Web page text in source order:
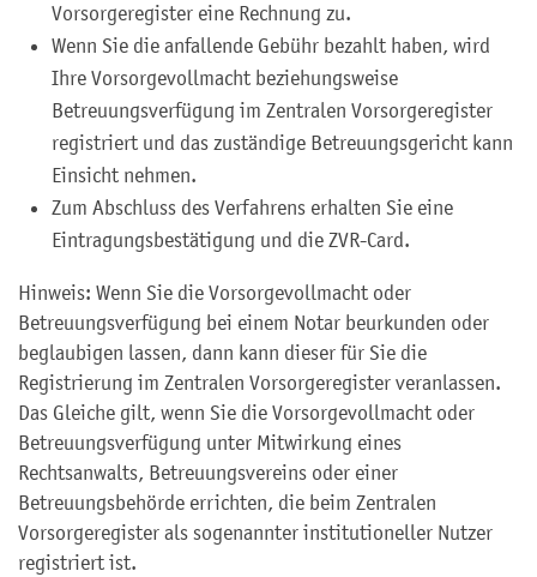
Vorsorgeregister eine Rechnung zu.
Wenn Sie die anfallende Gebühr bezahlt haben, wird
Ihre Vorsorgevollmacht beziehungsweise
Betreuungsverfügung im Zentralen Vorsorgeregister
registriert und das zuständige Betreuungsgericht kann
Einsicht nehmen.
Zum Abschluss des Verfahrens erhalten Sie eine
Eintragungsbestätigung und die ZVR-Card.
Hinweis: Wenn Sie die Vorsorgevollmacht oder
Betreuungsverfügung bei einem Notar beurkunden oder
beglaubigen lassen, dann kann dieser für Sie die
Registrierung im Zentralen Vorsorgeregister veranlassen.
Das Gleiche gilt, wenn Sie die Vorsorgevollmacht oder
Betreuungsverfügung unter Mitwirkung eines
Rechtsanwalts, Betreuungsvereins oder einer
Betreuungsbehörde errichten, die beim Zentralen
Vorsorgeregister als sogenannter institutioneller Nutzer
registriert ist.